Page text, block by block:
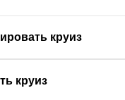
круиз
круиз